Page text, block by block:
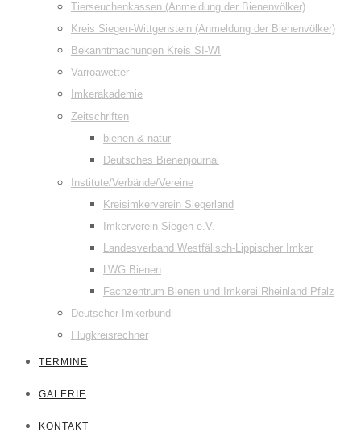
Tierseuchenkassen (Anmeldung der Bienenvölker)
Kreis Siegen-Wittgenstein (Anmeldung der Bienenvölker)
Bekanntmachungen Kreis SI-WI
Varroawetter
Imkerakademie
Zeitschriften
bienen & natur
Deutsches Bienenjournal
Institute/Verbände/Vereine
Kreisimkerverein Siegerland
Imkerverein Siegen e.V.
Landesverband Westfälisch-Lippischer Imker
LWG Bienen
Fachzentrum Bienen und Imkerei Rheinland Pfalz
Deutscher Imkerbund
Flugkreisrechner
TERMINE
GALERIE
KONTAKT